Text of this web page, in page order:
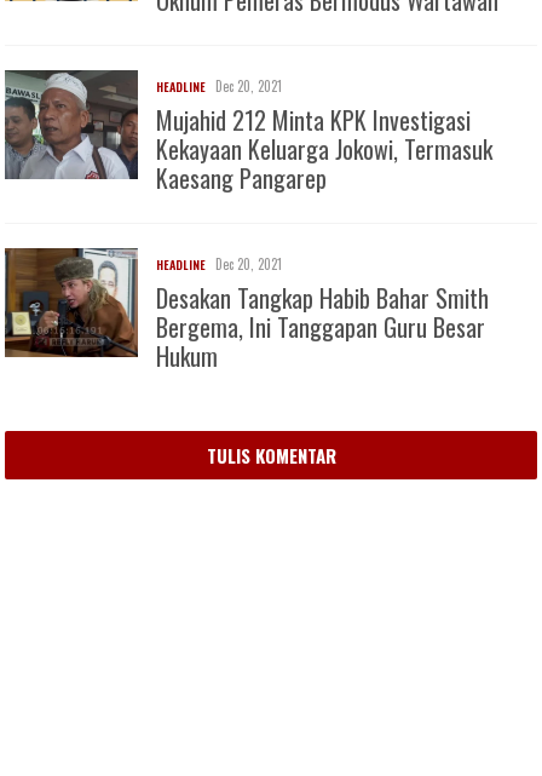
HEADLINE Dec 20, 2021
Mujahid 212 Minta KPK Investigasi
Kekayaan Keluarga Jokowi, Termasuk
Kaesang Pangarep
HEADLINE Dec 20, 2021
Desakan Tangkap Habib Bahar Smith
Bergema, Ini Tanggapan Guru Besar
Hukum
TULIS KOMENTAR